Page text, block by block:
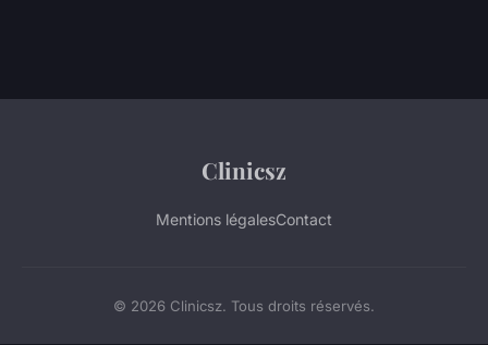
Clinicsz
Mentions légalesContact
© 2026 Clinicsz. Tous droits réservés.